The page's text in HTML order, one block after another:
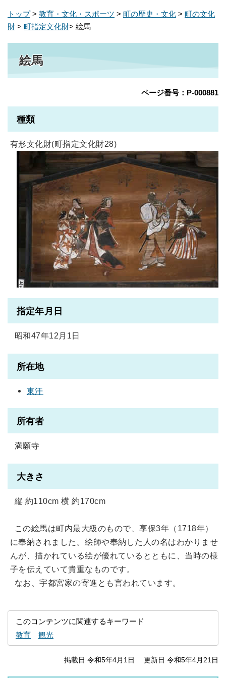
トップ> 教育・文化・スポーツ > 町の歴史・文化 > 町の文化
財 > 町指定文化財> 絵馬
絵馬
ページ番号：P-000881
種類
有形文化財(町指定文化財28)
指定年月日
昭和47年12月1日
所在地
東汗
所有者
満願寺
大きさ
縦 約110cm 横 約170cm
この絵馬は町内最大級のもので、享保3年（1718年）
に奉納されました。絵師や奉納した人の名はわかりませ
んが、描かれている絵が優れているとともに、当時の様
子を伝えていて貴重なものです。
なお、宇都宮家の寄進とも言われています。
このコンテンツに関連するキーワード
教育
観光
掲載日 令和5年4月1日 更新日 令和5年4月21日